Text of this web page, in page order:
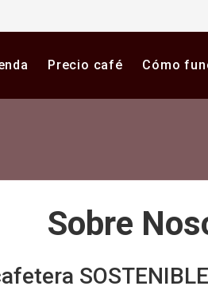
Precio café Cómo
Sobre